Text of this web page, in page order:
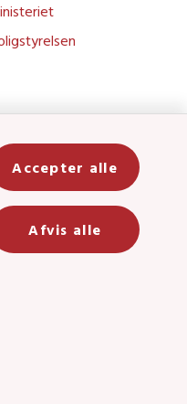
nyheder
Accepter alle
Afvis alle